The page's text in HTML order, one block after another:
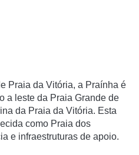
Praia da Vitória, a Praínha é
a leste da Praia Grande de
da Praia da Vitória. Esta
como Praia dos
e infraestruturas de apoio.